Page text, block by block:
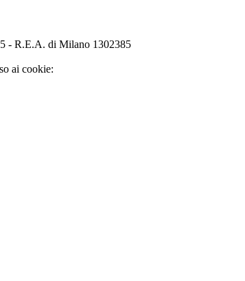
- R.E.A. di Milano 1302385
ai cookie: